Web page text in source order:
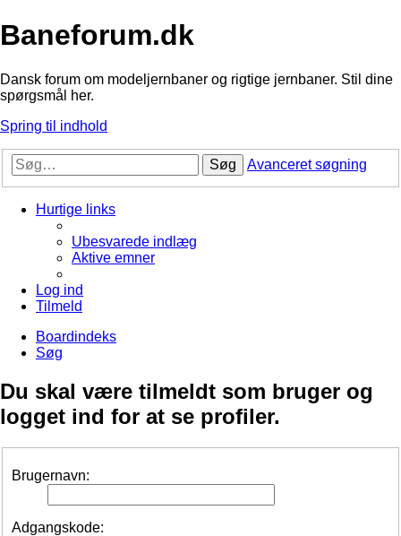
Baneforum.dk
Dansk forum om modeljernbaner og rigtige jernbaner. Stil dine
spørgsmål her.
Spring til indhold
Søg Avanceret søgning
Hurtige links
Ubesvarede indlæg
Aktive emner
Log ind
Tilmeld
Boardindeks
Søg
Du skal være tilmeldt som bruger og
logget ind for at se profiler.
Brugernavn:
Adgangskode: